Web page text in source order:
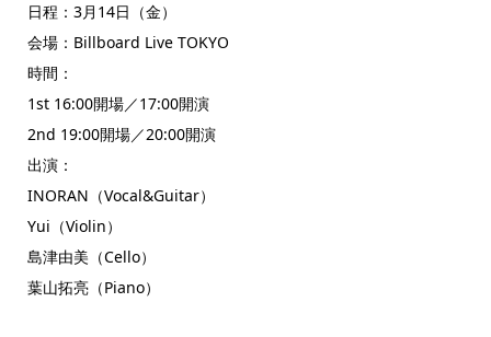
日程：3月14日（金）
会場：Billboard Live TOKYO
時間：
1st 16:00開場／17:00開演
2nd 19:00開場／20:00開演
出演：
INORAN（Vocal&Guitar）
Yui（Violin）
島津由美（Cello）
葉山拓亮（Piano）